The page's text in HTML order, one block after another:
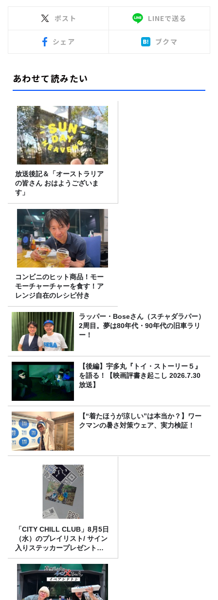
ポスト LINEで送る
シェア ブクマ
あわせて読みたい
放送後記＆「オーストラリア
の皆さん おはようございま
す」
コンビニのヒット商品！モー
モーチャーチャーを食す！ア
レンジ自在のレシピ付き
ラッパー・Boseさん（スチャダラパー）
2周目。夢は80年代・90年代の旧車ラリ
ー！
【後編】宇多丸『トイ・ストーリー５』
を語る！【映画評書き起こし 2026.7.30
放送】
【“着たほうが涼しい”は本当か？】ワー
クマンの暑さ対策ウェア、実力検証！
「CITY CHILL CLUB」8月5日
（水）のプレイリスト/ サイン
入りステッカープレゼント有
り